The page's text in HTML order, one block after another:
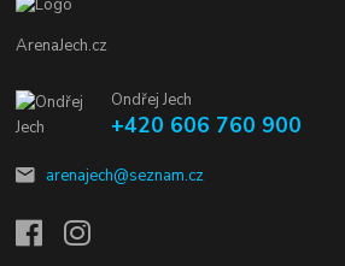
ArenaJech.cz
Ondřej Jech
+420 606 760 900
arenajech@seznam.cz